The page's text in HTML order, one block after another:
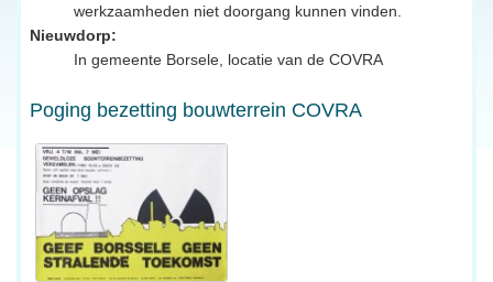
werkzaamheden niet doorgang kunnen vinden.
Nieuwdorp:
In gemeente Borsele, locatie van de COVRA
Poging bezetting bouwterrein COVRA